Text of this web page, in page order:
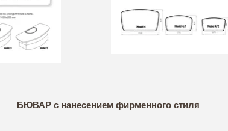
БЮВАР с нанесением фирменного стиля